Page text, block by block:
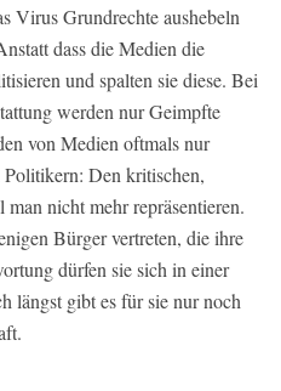
Virus Grundrechte aushebeln
dass die Medien die
und spalten sie diese. Bei
werden nur Geimpfte
von Medien oftmals nur
Den kritischen,
nicht mehr repräsentieren.
Bürger vertreten, die ihre
dürfen sie sich in einer
längst gibt es für sie nur noch